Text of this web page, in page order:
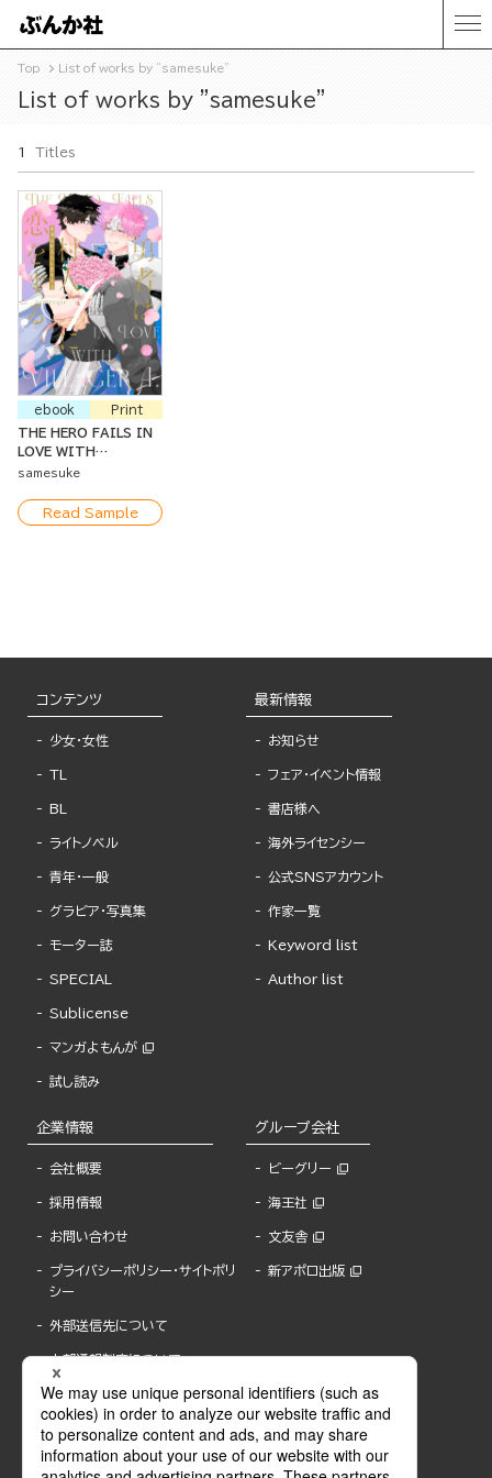
Top List of works by "samesuke"
List of works by "samesuke"
Titles
1
ebook
Print
THE HERO FAILS IN
LOVE WITH
VILLAGER A.
samesuke
Read Sample
コンテンツ
少女・女性
TL
BL
ライトノベル
青年・一般
グラビア・写真集
モーター誌
SPECIAL
Sublicense
マンガよもんが
試し読み
最新情報
お知らせ
フェア・イベント情報
書店様へ
海外ライセンシー
公式SNSアカウント
作家一覧
Keyword list
Author list
企業情報
会社概要
採用情報
お問い合わせ
プライバシーポリシー・サイトポリ
シー
外部送信先について
内部通報制度について
グループ会社
ビーグリー
海王社
文友舎
新アポロ出版